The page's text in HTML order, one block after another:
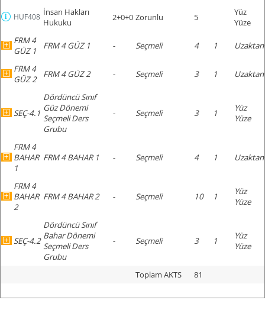
HUF408 İnsan Hakları
Hukuku
2+0+0 Zorunlu 5
Yüz
Yüze
FRM 4
GÜZ 1
FRM 4 GÜZ 1 - Seçmeli 4 1 Uzaktan
FRM 4
GÜZ 2
FRM 4 GÜZ 2 - Seçmeli 3 1 Uzaktan
SEÇ-4.1
Dördüncü Sınıf
Güz Dönemi
Seçmeli Ders
Grubu
- Seçmeli 3 1
Yüz
Yüze
FRM 4
BAHAR
1
FRM 4 BAHAR 1 - Seçmeli 4 1 Uzaktan
FRM 4
BAHAR
2
FRM 4 BAHAR 2 - Seçmeli 10 1
Yüz
Yüze
SEÇ-4.2
Dördüncü Sınıf
Bahar Dönemi
Seçmeli Ders
Grubu
- Seçmeli 3 1
Yüz
Yüze
Toplam AKTS 81